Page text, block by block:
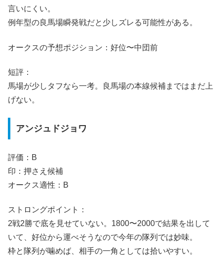
言いにくい。
例年型の良馬場瞬発戦だと少しズレる可能性がある。
オークスの予想ポジション：好位〜中団前
短評：
馬場が少しタフなら一考。良馬場の本線候補まではまだ上
げない。
アンジュドジョワ
評価：B
印：押さえ候補
オークス適性：B
ストロングポイント：
2戦2勝で底を見せていない。1800〜2000で結果を出して
いて、好位から運べそうなので今年の隊列では妙味。
枠と隊列が噛めば、相手の一角としては拾いやすい。